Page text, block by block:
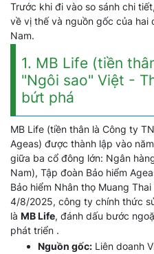
Trước khi đi vào so sánh chi
về vị thế và nguồn gốc của
Nam.
1. MB Life (tiền
"Ngôi sao" Việt -
bứt phá
MB Life (tiền thân là Công ty
Ageas) được thành lập vào
giữa ba cổ đông lớn: Ngân
Nam), Tập đoàn Bảo hiểm
Bảo hiểm Nhân thọ Muang
4/8/2025, công ty chính thức
là MB Life, đánh dấu bước
phát triển .
Nguồn gốc: Liên doanh